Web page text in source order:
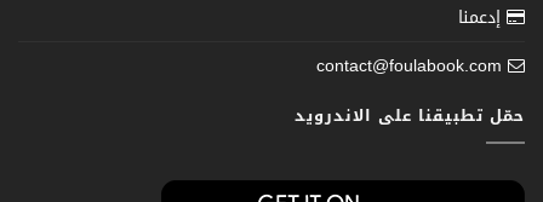
إدعمنا
contact@foulabook.com
حمّل تطبيقنا على الاندرويد